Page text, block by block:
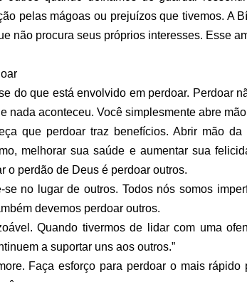
pelas mágoas ou prejuízos que tivemos. A
não procura seus próprios interesses. Esse
do que está envolvido em perdoar. Perdoar
nada aconteceu. Você simplesmente abre
que perdoar traz benefícios. Abrir mão
melhorar sua saúde e aumentar sua
o perdão de Deus é perdoar outros.
se no lugar de outros. Todos nós somos
devemos perdoar outros.
Quando tivermos de lidar com uma
a suportar uns aos outros.”
Faça esforço para perdoar o mais